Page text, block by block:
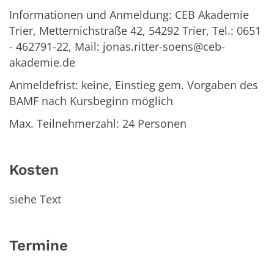
Informationen und Anmeldung: CEB Akademie
Trier, Metternichstraße 42, 54292 Trier, Tel.: 0651
- 462791-22, Mail: jonas.ritter-soens@ceb-
akademie.de
Anmeldefrist: keine, Einstieg gem. Vorgaben des
BAMF nach Kursbeginn möglich
Max. Teilnehmerzahl: 24 Personen
Kosten
siehe Text
Termine